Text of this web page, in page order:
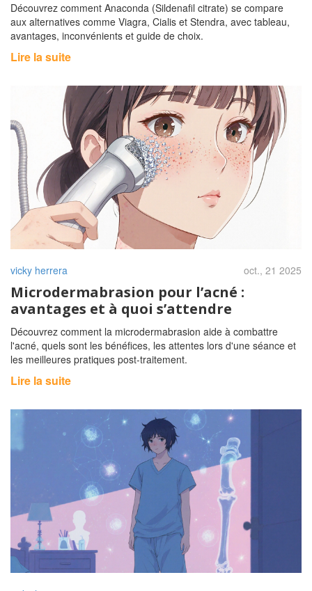
Découvrez comment Anaconda (Sildenafil citrate) se compare
aux alternatives comme Viagra, Cialis et Stendra, avec tableau,
avantages, inconvénients et guide de choix.
Lire la suite
vicky herrera oct., 21 2025
Microdermabrasion pour l’acné :
avantages et à quoi s’attendre
Découvrez comment la microdermabrasion aide à combattre
l'acné, quels sont les bénéfices, les attentes lors d'une séance et
les meilleures pratiques post‑traitement.
Lire la suite